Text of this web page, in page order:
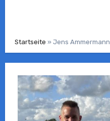
Startseite »Jens Ammermann